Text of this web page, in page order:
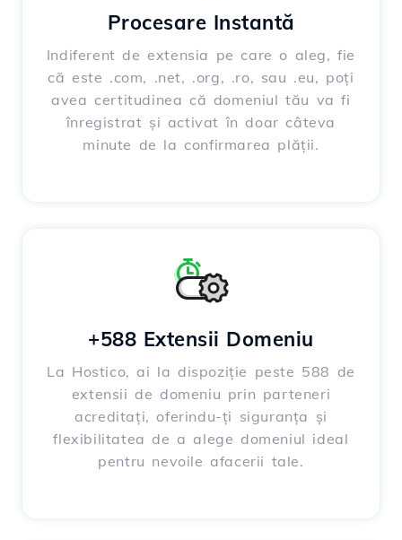
Procesare Instantă
Indiferent de extensia pe care o aleg, fie
că este .com, .net, .org, .ro, sau .eu, poți
avea certitudinea că domeniul tău va fi
înregistrat și activat în doar câteva
minute de la confirmarea plății.
+588 Extensii Domeniu
La Hostico, ai la dispoziție peste 588 de
extensii de domeniu prin parteneri
acreditați, oferindu-ți siguranța și
flexibilitatea de a alege domeniul ideal
pentru nevoile afacerii tale.